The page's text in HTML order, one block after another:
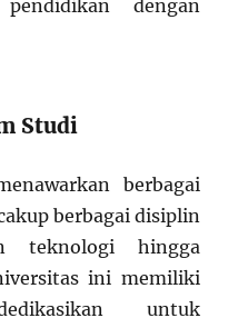
dengan
Studi
berbagai
berbagai disiplin
teknologi hingga
ini memiliki
untuk